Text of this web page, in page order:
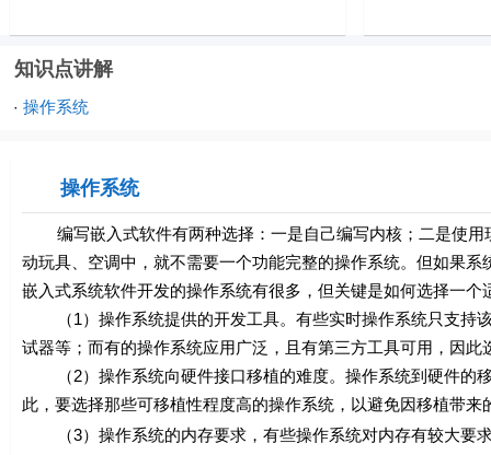
知识点讲解
· 操作系统
操作系统
编写嵌入式软件有两种选择：一是自己编写内核；二是使用
动玩具、空调中，就不需要一个功能完整的操作系统。但如果
嵌入式系统软件开发的操作系统有很多，但关键是如何选择一
（1）操作系统提供的开发工具。有些实时操作系统只支持
试器等；而有的操作系统应用广泛，且有第三方工具可用，因此
（2）操作系统向硬件接口移植的难度。操作系统到硬件的
此，要选择那些可移植性程度高的操作系统，以避免因移植带来
（3）操作系统的内存要求，有些操作系统对内存有较大要